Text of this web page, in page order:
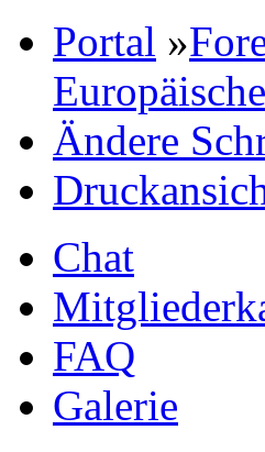
Portal »
Ändere
Chat
FAQ
Galerie